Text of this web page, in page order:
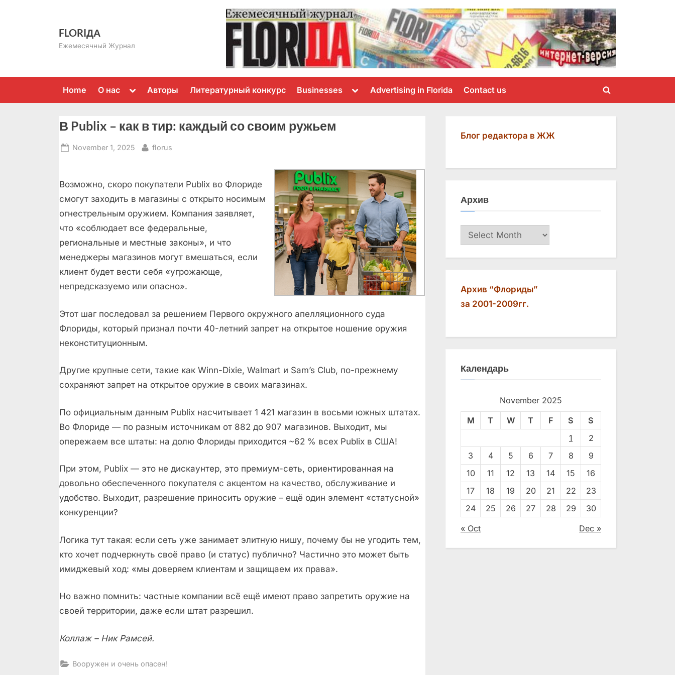
FLORIДА
Ежемесячный Журнал
Home О нас
Toggle
menu
Авторы Литературный конкурс Businesses
Toggle
menu
Advertising in Florida Contact us
Toggle
В Publix – как в тир: каждый со своим ружьем
Posted
November 1, 2025 By
florus
Возможно, скоро покупатели Publix во Флориде
смогут заходить в магазины с открыто носимым
огнестрельным оружием. Компания заявляет,
что «соблюдает все федеральные,
региональные и местные законы», и что
менеджеры магазинов могут вмешаться, если
клиент будет вести себя «угрожающе,
непредсказуемо или опасно».
Этот шаг последовал за решением Первого окружного апелляционного суда
Флориды, который признал почти 40-летний запрет на открытое ношение оружия
неконституционным.
Другие крупные сети, такие как Winn-Dixie, Walmart и Sam’s Club, по-прежнему
сохраняют запрет на открытое оружие в своих магазинах.
По официальным данным Publix насчитывает 1 421 магазин в восьми южных штатах.
Во Флориде — по разным источникам от 882 до 907 магазинов. Выходит, мы
опережаем все штаты: на долю Флориды приходится ~62 % всех Publix в США!
При этом, Publix — это не дискаунтер, это премиум-сеть, ориентированная на
довольно обеспеченного покупателя с акцентом на качество, обслуживание и
удобство. Выходит, разрешение приносить оружие – ещё один элемент «статусной»
конкуренции?
Логика тут такая: если сеть уже занимает элитную нишу, почему бы не угодить тем,
кто хочет подчеркнуть своё право (и статус) публично? Частично это может быть
имиджевый ход: «мы доверяем клиентам и защищаем их права».
Но важно помнить: частные компании всё ещё имеют право запретить оружие на
своей территории, даже если штат разрешил.
Коллаж – Ник Рамсей.
Вооружен и очень опасен!
Блог редактора в ЖЖ
Архив
Архив
Архив “Флориды”
за 2001-2009гг.
Календарь
November 2025
M T W T F S
S
1
2
3
4 5 6 7 8
9
10
11 12 13 14 15
16
17
18 19 20 21 22
23
24
25 26 27 28 29 30
« Oct Dec »